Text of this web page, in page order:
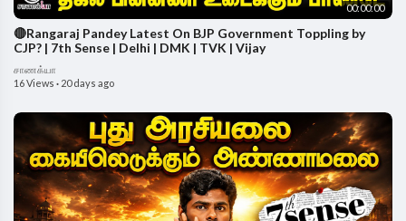
00:00:00
🔴Rangaraj Pandey Latest On BJP Government Toppling by
CJP? | 7th Sense | Delhi | DMK | TVK | Vijay
சாணக்யா
16 Views · 20 days ago